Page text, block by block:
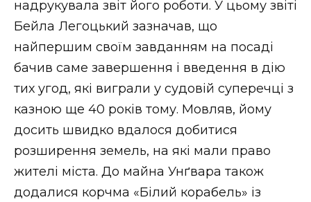
надрукувала звіт його роботи. У цьому звіті
Бейла Легоцький зазначав, що
найпершим своїм завданням на посаді
бачив саме завершення і введення в дію
тих угод, які виграли у судовій суперечці з
казною ще 40 років тому. Мовляв, йому
досить швидко вдалося добитися
розширення земель, на які мали право
жителі міста. До майна Унґвара також
додалися корчма «Білий корабель» із